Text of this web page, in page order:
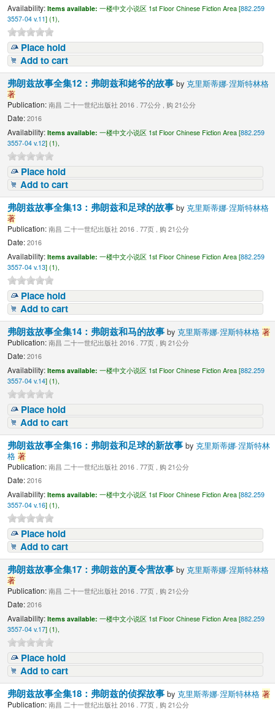
Availability: Items available: 一楼中文小说区 1st Floor Chinese Fiction Area [882.259
3557-04 v.11] (1),
Place hold
Add to cart
弗朗兹故事全集12：弗朗兹和姥爷的故事by克里斯蒂娜·涅斯特林格
著
Publication: 南昌 二十一世纪出版社 2016 . 77公分 , 购 21公分
Date: 2016
Availability: Items available: 一楼中文小说区 1st Floor Chinese Fiction Area [882.259
3557-04 v.12] (1),
Place hold
Add to cart
弗朗兹故事全集13：弗朗兹和足球的故事by克里斯蒂娜·涅斯特林格
著
Publication: 南昌 二十一世纪出版社 2016 . 77页 , 购 21公分
Date: 2016
Availability: Items available: 一楼中文小说区 1st Floor Chinese Fiction Area [882.259
3557-04 v.13] (1),
Place hold
Add to cart
弗朗兹故事全集14：弗朗兹和马的故事by克里斯蒂娜·涅斯特林格著
Publication: 南昌 二十一世纪出版社 2016 . 77页 , 购 21公分
Date: 2016
Availability: Items available: 一楼中文小说区 1st Floor Chinese Fiction Area [882.259
3557-04 v.14] (1),
Place hold
Add to cart
弗朗兹故事全集16：弗朗兹和足球的新故事by克里斯蒂娜·涅斯特林
格著
Publication: 南昌 二十一世纪出版社 2016 . 77页 , 购 21公分
Date: 2016
Availability: Items available: 一楼中文小说区 1st Floor Chinese Fiction Area [882.259
3557-04 v.16] (1),
Place hold
Add to cart
弗朗兹故事全集17：弗朗兹的夏令营故事by克里斯蒂娜·涅斯特林格
著
Publication: 南昌 二十一世纪出版社 2016 . 77页 , 购 21公分
Date: 2016
Availability: Items available: 一楼中文小说区 1st Floor Chinese Fiction Area [882.259
3557-04 v.17] (1),
Place hold
Add to cart
弗朗兹故事全集18：弗朗兹的侦探故事by克里斯蒂娜·涅斯特林格著
Publication: 南昌 二十一世纪出版社 2016 . 77页 , 购 21公分